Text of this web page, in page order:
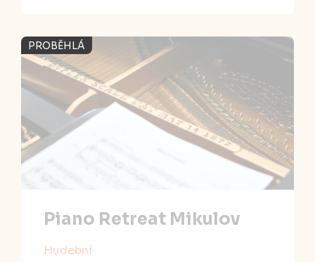
PROBĚHLÁ
Piano Retreat Mikulov
Hudební